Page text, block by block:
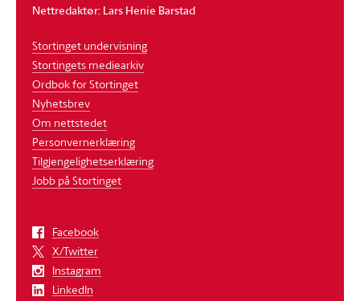
Nettredaktør: Lars Henie Barstad
Stortinget undervisning
Stortingets mediearkiv
Ordbok for Stortinget
Nyhetsbrev
Om nettstedet
Personvernerklæring
Tilgjengelighetserklæring
Jobb på Stortinget
Facebook
X/Twitter
Instagram
LinkedIn